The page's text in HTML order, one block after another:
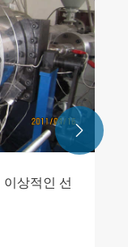
상적인 선
